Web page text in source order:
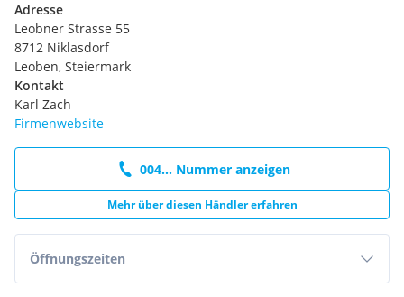
Adresse
Leobner Strasse 55
8712 Niklasdorf
Leoben, Steiermark
Kontakt
Karl Zach
Firmenwebsite
004... Nummer anzeigen
Mehr über diesen Händler erfahren
Öffnungszeiten